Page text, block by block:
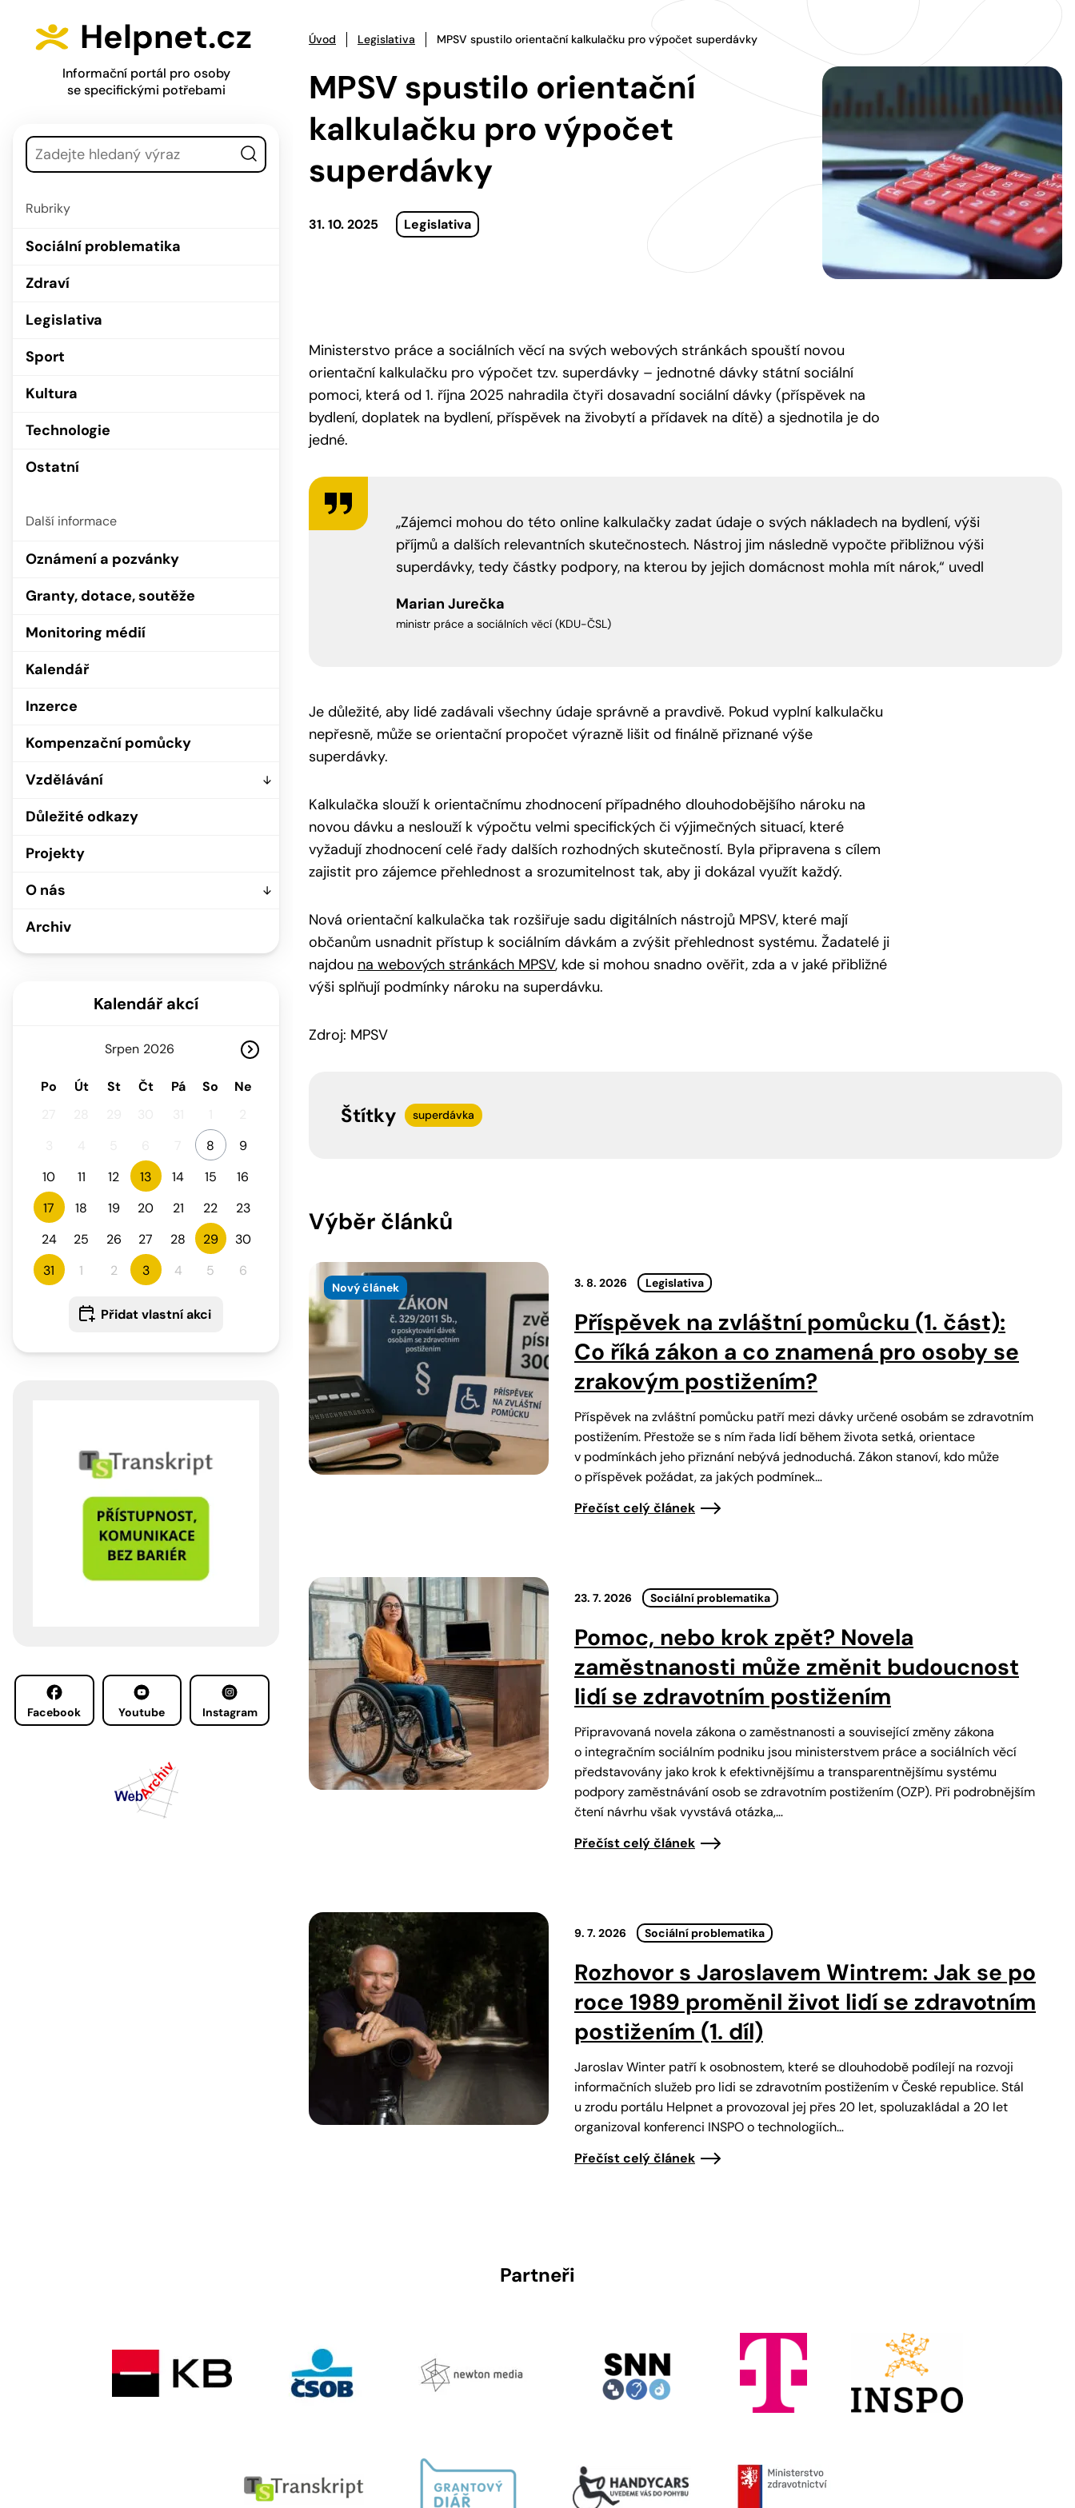
Helpnet.cz
Informační portál pro osoby
se specifickými potřebami
Rubriky
Sociální problematika
Zdraví
Legislativa
Sport
Kultura
Technologie
Ostatní
Další informace
Oznámení a pozvánky
Granty, dotace, soutěže
Monitoring médií
Kalendář
Inzerce
Kompenzační pomůcky
Vzdělávání
Důležité odkazy
Projekty
O nás
Archiv
Kalendář akcí
Srpen
Po Út St Čt Pá So
Ne
8
9
10
11 12 13 14 15
16
17
18 19 20 21 22
23
24
25 26 27 28 29
30
31
1 2 3 4 5 6
Přidat vlastní akci
Facebook Youtube Instagram
Úvod Legislativa MPSV spustilo orientační kalkulačku pro výpočet superdávky
MPSV spustilo orientační
kalkulačku pro výpočet
superdávky
31. 10. 2025 Legislativa
Ministerstvo práce a sociálních věcí na svých webových stránkách spouští novou
orientační kalkulačku pro výpočet tzv. superdávky – jednotné dávky státní sociální
pomoci, která od 1. října 2025 nahradila čtyři dosavadní sociální dávky (příspěvek na
bydlení, doplatek na bydlení, příspěvek na živobytí a přídavek na dítě) a sjednotila je do
jedné.
„Zájemci mohou do této online kalkulačky zadat údaje o svých nákladech na bydlení, výši
příjmů a dalších relevantních skutečnostech. Nástroj jim následně vypočte přibližnou výši
superdávky, tedy částky podpory, na kterou by jejich domácnost mohla mít nárok,“ uvedl
Marian Jurečka
ministr práce a sociálních věcí (KDU-ČSL)
Je důležité, aby lidé zadávali všechny údaje správně a pravdivě. Pokud vyplní kalkulačku
nepřesně, může se orientační propočet výrazně lišit od finálně přiznané výše
superdávky.
Kalkulačka slouží k orientačnímu zhodnocení případného dlouhodobějšího nároku na
novou dávku a neslouží k výpočtu velmi specifických či výjimečných situací, které
vyžadují zhodnocení celé řady dalších rozhodných skutečností. Byla připravena s cílem
zajistit pro zájemce přehlednost a srozumitelnost tak, aby ji dokázal využít každý.
Nová orientační kalkulačka tak rozšiřuje sadu digitálních nástrojů MPSV, které mají
občanům usnadnit přístup k sociálním dávkám a zvýšit přehlednost systému. Žadatelé ji
najdou na webových stránkách MPSV, kde si mohou snadno ověřit, zda a v jaké přibližné
výši splňují podmínky nároku na superdávku.
Zdroj: MPSV
Štítky superdávka
Výběr článků
Nový článek 3. 8. 2026 Legislativa
Příspěvek na zvláštní pomůcku (1. část):
Co říká zákon a co znamená pro osoby se
zrakovým postižením?
Příspěvek na zvláštní pomůcku patří mezi dávky určené osobám se zdravotním
postižením. Přestože se s ním řada lidí během života setká, orientace
v podmínkách jeho přiznání nebývá jednoduchá. Zákon stanoví, kdo může
o příspěvek požádat, za jakých podmínek…
Přečíst celý článek
23. 7. 2026 Sociální problematika
Pomoc, nebo krok zpět? Novela
zaměstnanosti může změnit budoucnost
lidí se zdravotním postižením
Připravovaná novela zákona o zaměstnanosti a související změny zákona
o integračním sociálním podniku jsou ministerstvem práce a sociálních věcí
představovány jako krok k efektivnějšímu a transparentnějšímu systému
podpory zaměstnávání osob se zdravotním postižením (OZP). Při podrobnějším
čtení návrhu však vyvstává otázka,…
Přečíst celý článek
9. 7. 2026 Sociální problematika
Rozhovor s Jaroslavem Wintrem: Jak se po
roce 1989 proměnil život lidí se zdravotním
postižením (1. díl)
Jaroslav Winter patří k osobnostem, které se dlouhodobě podílejí na rozvoji
informačních služeb pro lidi se zdravotním postižením v České republice. Stál
u zrodu portálu Helpnet a provozoval jej přes 20 let, spoluzakládal a 20 let
organizoval konferenci INSPO o technologiích…
Přečíst celý článek
Partneři